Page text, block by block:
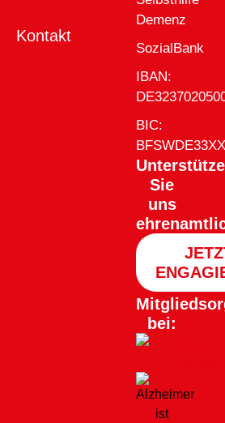
Kontakt
Demenz
SozialBank
IBAN:
BIC:
Sie
uns
bei: